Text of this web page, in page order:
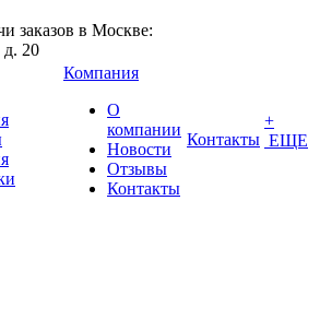
заказов в Москве:
д. 20
Компания
О
компании
Новости
Отзывы
Контакты
Контакты
+
ЕЩЕ